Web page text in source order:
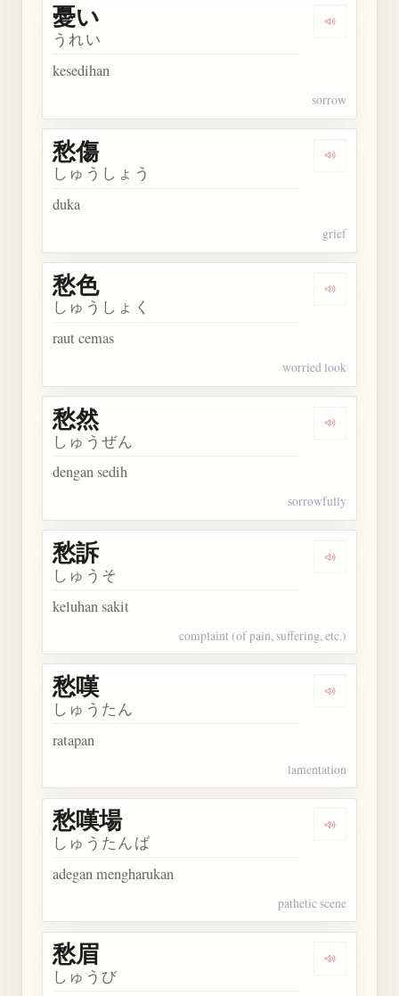
Dengarkan
憂い
うれい
kesedihan
sorrow
Dengarkan
愁傷
しゅうしょう
duka
grief
Dengarkan
愁色
しゅうしょく
raut cemas
worried look
Dengarkan
愁然
しゅうぜん
dengan sedih
sorrowfully
Dengarkan
愁訴
しゅうそ
keluhan sakit
complaint (of pain, suffering, etc.)
Dengarkan
愁嘆
しゅうたん
ratapan
lamentation
Dengarkan
愁嘆場
しゅうたんば
adegan mengharukan
pathetic scene
Dengarkan
愁眉
しゅうび